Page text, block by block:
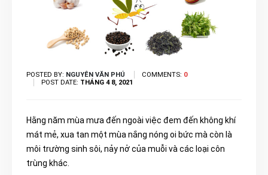
POSTED BY: NGUYÊN VĂN PHÚ COMMENTS: 0
POST DATE: THÁNG 4 8, 2021
Hằng năm mùa mưa đến ngoài việc đem đến không khí
mát mẻ, xua tan một mùa nắng nóng oi bức mà còn là
môi trường sinh sôi, nảy nở của muỗi và các loại côn
trùng khác.